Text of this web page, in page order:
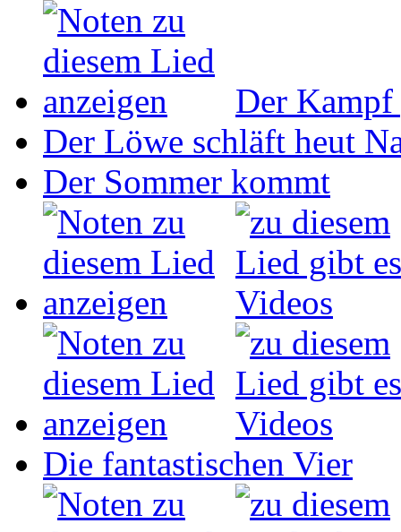
Der
Der Löwe schläft heut
Der Sommer kommt
Die fantastischen Vier